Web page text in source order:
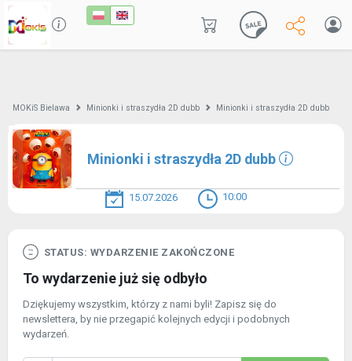
MOKiS Bielawa Minionki i straszydła 2D dubb Minionki i straszydła 2D dubb
Minionki i straszydła 2D dubb
15.07.2026 10:00
STATUS: WYDARZENIE ZAKOŃCZONE
To wydarzenie już się odbyło
Dziękujemy wszystkim, którzy z nami byli! Zapisz się do
newslettera, by nie przegapić kolejnych edycji i podobnych
wydarzeń.